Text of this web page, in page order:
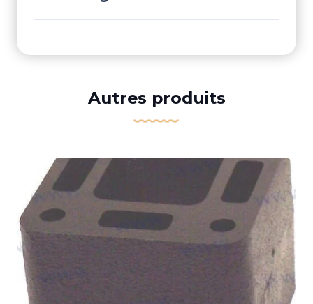
Autres produits